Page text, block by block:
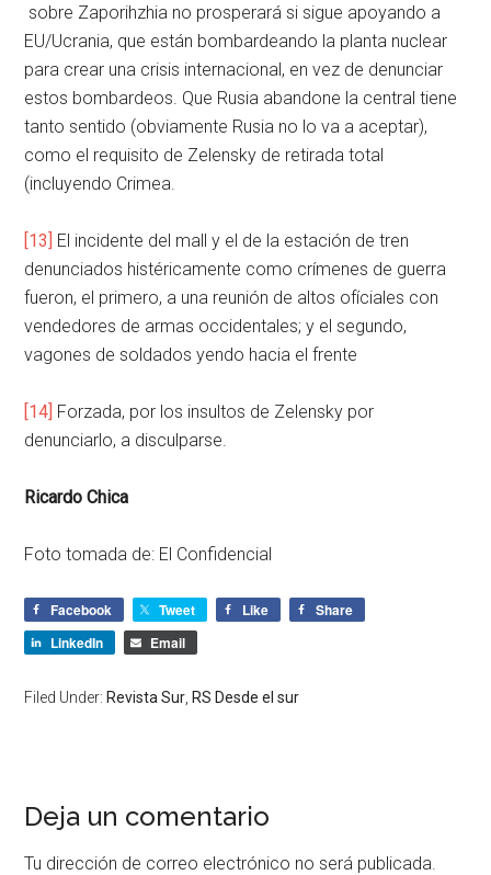
sobre Zaporihzhia no prosperará si sigue apoyando a
EU/Ucrania, que están bombardeando la planta nuclear
para crear una crisis internacional, en vez de denunciar
estos bombardeos. Que Rusia abandone la central tiene
tanto sentido (obviamente Rusia no lo va a aceptar),
como el requisito de Zelensky de retirada total
(incluyendo Crimea.
[13] El incidente del mall y el de la estación de tren
denunciados histéricamente como crímenes de guerra
fueron, el primero, a una reunión de altos ofíciales con
vendedores de armas occidentales; y el segundo,
vagones de soldados yendo hacia el frente
[14] Forzada, por los insultos de Zelensky por
denunciarlo, a disculparse.
Ricardo Chica
Foto tomada de: El Confidencial
Facebook Tweet Like
Share
LinkedIn
Email
Filed Under: Revista Sur RS Desde el sur
Deja un comentario
Tu dirección de correo electrónico no será publicada.